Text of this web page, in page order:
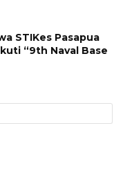
STIKes Pasapua
“9th Naval Base